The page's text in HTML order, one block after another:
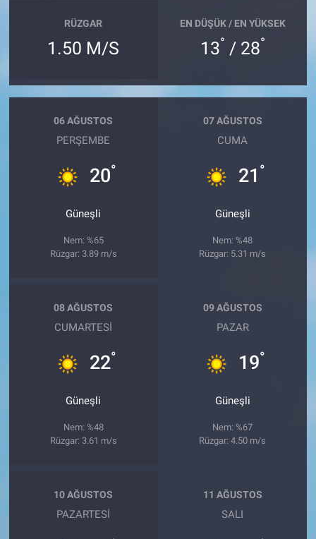
RÜZGAR
1.50 M/S
EN DÜŞÜK / EN YÜKSEK
13° / 28°
06 AĞUSTOS
PERŞEMBE
20°
Güneşli
Nem: %65
Rüzgar: 3.89 m/s
07 AĞUSTOS
CUMA
21 °
Güneşli
Nem: %48
Rüzgar: 5.31 m/s
08 AĞUSTOS
CUMARTESI
22°
Güneşli
Nem: %48
Rüzgar: 3.61 m/s
09 AĞUSTOS
PAZAR
19°
Güneşli
Nem: %67
Rüzgar: 4.50 m/s
10 AĞUSTOS
PAZARTESI
11 AĞUSTOS
SALI